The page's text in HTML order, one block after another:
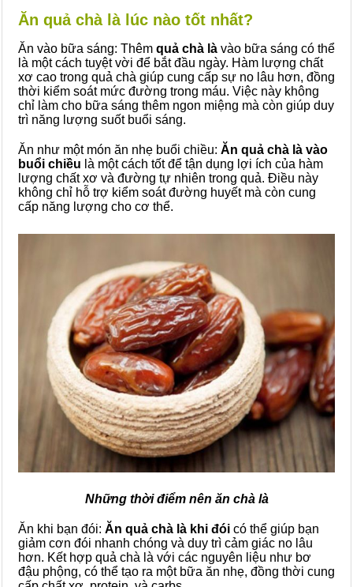
Ăn quả chà là lúc nào tốt nhất?
Ăn vào bữa sáng: Thêm quả chà là vào bữa sáng có thể
là một cách tuyệt vời để bắt đầu ngày. Hàm lượng chất
xơ cao trong quả chà giúp cung cấp sự no lâu hơn, đồng
thời kiểm soát mức đường trong máu. Việc này không
chỉ làm cho bữa sáng thêm ngon miệng mà còn giúp duy
trì năng lượng suốt buổi sáng.
Ăn như một món ăn nhẹ buổi chiều: Ăn quả chà là vào
buổi chiều là một cách tốt để tận dụng lợi ích của hàm
lượng chất xơ và đường tự nhiên trong quả. Điều này
không chỉ hỗ trợ kiểm soát đường huyết mà còn cung
cấp năng lượng cho cơ thể.
Những thời điểm nên ăn chà là
Ăn khi bạn đói: Ăn quả chà là khi đói có thể giúp bạn
giảm cơn đói nhanh chóng và duy trì cảm giác no lâu
hơn. Kết hợp quả chà là với các nguyên liệu như bơ
đậu phộng, có thể tạo ra một bữa ăn nhẹ, đồng thời cung